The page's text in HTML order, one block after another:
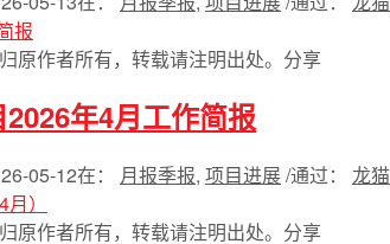
报
原作者所有，转载请注明出处。 分享
年4月工作简报
05-12在： 月报季报, 项目进展/通过： 龙猫
）
原作者所有，转载请注明出处。 分享